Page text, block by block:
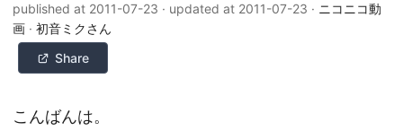
published at 2011-07-23 · updated at 2011-07-23 · ニコニコ動
画 · 初音ミクさん
Share
こんばんは。